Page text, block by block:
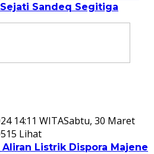
Sandeq Segitiga
14:11 WITASabtu, 30 Maret
Lihat
Listrik Dispora Majene